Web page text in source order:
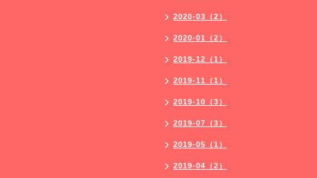
2020-03（2）
2020-01（2）
2019-12（1）
2019-11（1）
2019-10（3）
2019-07（3）
2019-05（1）
2019-04（2）